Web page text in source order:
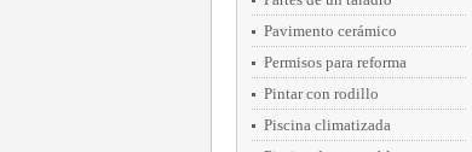
Pavimento cerámico
Permisos para reforma
Pintar con rodillo
Piscina climatizada